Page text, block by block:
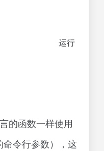
行
的函数一样使用
命令行参数），这